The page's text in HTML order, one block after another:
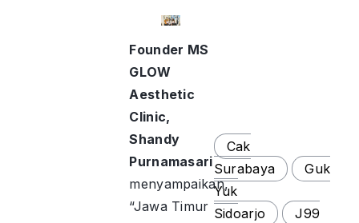
Founder MS
GLOW
Aesthetic
Clinic,
Shandy
Purnamasari
menyampaikan,
“Jawa Timur
Cak
Surabaya
Guk
Yuk
Sidoarjo
J99